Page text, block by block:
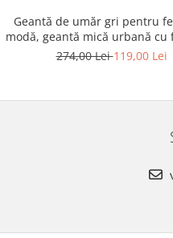
Geantă de umăr gri pentru
modă, geantă mică urbană cu
piele ecologică - Peterson
274,00 Lei119,00 Lei